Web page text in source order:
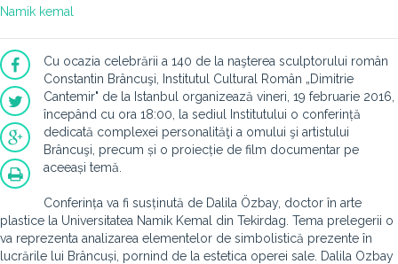
Namik kemal
Cu ocazia celebrării a 140 de la naşterea sculptorului român
Constantin Brâncuşi, Institutul Cultural Român „Dimitrie
Cantemir" de la Istanbul organizează vineri, 19 februarie 2016,
începând cu ora 18:00, la sediul Institutului o conferință
dedicată complexei personalităţi a omului şi artistului
Brâncuşi, precum și o proiecție de film documentar pe
aceeași temă.
Conferința va fi susținută de Dalila Özbay, doctor în arte
plastice la Universitatea Namik Kemal din Tekirdag. Tema prelegerii o
va reprezenta analizarea elementelor de simbolistică prezente în
lucrările lui Brâncuși, pornind de la estetica operei sale. Dalila Ozbay